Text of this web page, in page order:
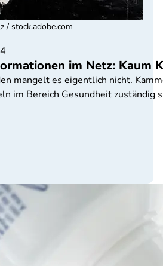
im Netz: Kaum
mangelt es eigentlich nicht.
im Bereich Gesundheit
/ stock.adobe.com